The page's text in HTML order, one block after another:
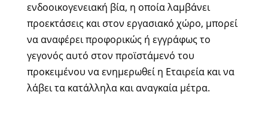
ενδοοικογενειακή βία, η οποία λαμβάνει
προεκτάσεις και στον εργασιακό χώρο, μπορεί
να αναφέρει προφορικώς ή εγγράφως το
γεγονός αυτό στον προϊστάμενό του
προκειμένου να ενημερωθεί η Εταιρεία και να
λάβει τα κατάλληλα και αναγκαία μέτρα.